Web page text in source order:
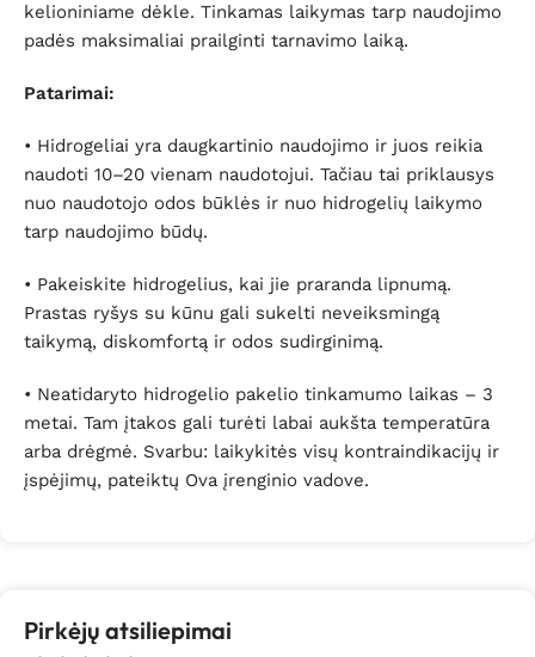
kelioniniame dėkle. Tinkamas laikymas tarp naudojimo
padės maksimaliai prailginti tarnavimo laiką.
Patarimai:
• Hidrogeliai yra daugkartinio naudojimo ir juos reikia
naudoti 10–20 vienam naudotojui. Tačiau tai priklausys
nuo naudotojo odos būklės ir nuo hidrogelių laikymo
tarp naudojimo būdų.
• Pakeiskite hidrogelius, kai jie praranda lipnumą.
Prastas ryšys su kūnu gali sukelti neveiksmingą
taikymą, diskomfortą ir odos sudirginimą.
• Neatidaryto hidrogelio pakelio tinkamumo laikas – 3
metai. Tam įtakos gali turėti labai aukšta temperatūra
arba drėgmė. Svarbu: laikykitės visų kontraindikacijų ir
įspėjimų, pateiktų Ova įrenginio vadove.
Pirkėjų atsiliepimai